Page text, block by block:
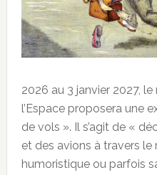
2026 au 3 janvier 2027, le
l’Espace proposera une
de vols ». Il s’agit de «
et des avions à travers le
humoristique ou parfois